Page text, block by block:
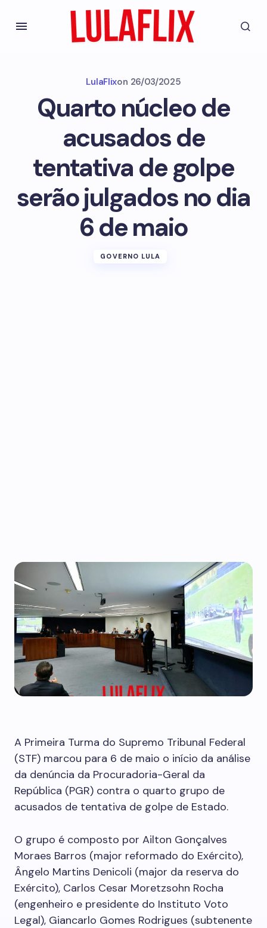
LulaFlixon 26/03/2025
Quarto núcleo de
acusados de
tentativa de golpe
serão julgados no dia
6 de maio
GOVERNO LULA
A Primeira Turma do Supremo Tribunal Federal
(STF) marcou para 6 de maio o início da análise
da denúncia da Procuradoria-Geral da
República (PGR) contra o quarto grupo de
acusados de tentativa de golpe de Estado.
O grupo é composto por Ailton Gonçalves
Moraes Barros (major reformado do Exército),
Ângelo Martins Denicoli (major da reserva do
Exército), Carlos Cesar Moretzsohn Rocha
(engenheiro e presidente do Instituto Voto
Legal), Giancarlo Gomes Rodrigues (subtenente